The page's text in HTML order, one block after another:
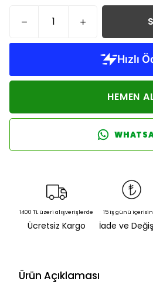
HEMEN
1400 TL üzeri alışverişlerde
Ücretsiz Kargo
15 iş günü
İade ve
Ürün Açıklaması